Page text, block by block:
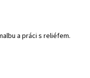
a práci s reliéfem.